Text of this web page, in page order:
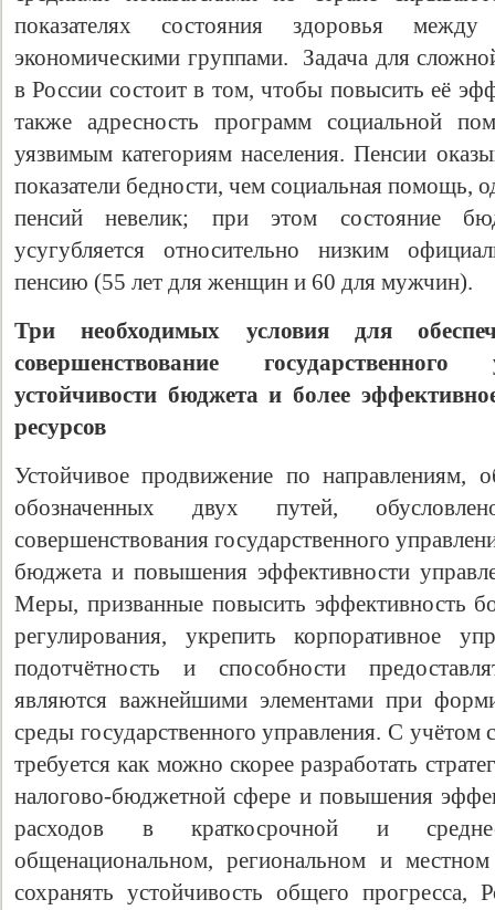
показателях состояния здоровья
экономическими группами. Задача для
в России состоит в том, чтобы повысить её
также адресность программ социальной
уязвимым категориям населения. Пенсии
показатели бедности, чем социальная помощь,
пенсий невелик; при этом состояние
усугубляется относительно низким
пенсию (55 лет для женщин и 60 для мужчин).
Три необходимых условия для
совершенствование государственного
устойчивости бюджета и более
ресурсов
Устойчивое продвижение по направлениям,
обозначенных двух путей,
совершенствования государственного
бюджета и повышения эффективности
Меры, призванные повысить эффективность
регулирования, укрепить корпоративное
подотчётность и способности
являются важнейшими элементами при
среды государственного управления. С
требуется как можно скорее разработать
налогово-бюджетной сфере и повышения
расходов в краткосрочной и
общенациональном, региональном и
сохранять устойчивость общего прогресса,